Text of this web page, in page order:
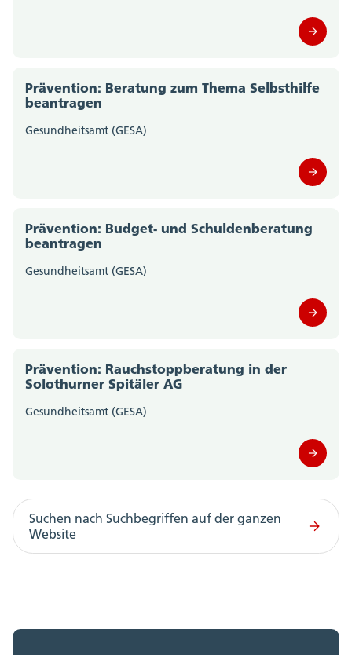
Prävention: Beratung zum Thema Selbsthilfe
beantragen
Gesundheitsamt (GESA)
Prävention: Budget- und Schuldenberatung
beantragen
Gesundheitsamt (GESA)
Prävention: Rauchstoppberatung in der
Solothurner Spitäler AG
Gesundheitsamt (GESA)
Suchen nach Suchbegriffen auf der ganzen
Website